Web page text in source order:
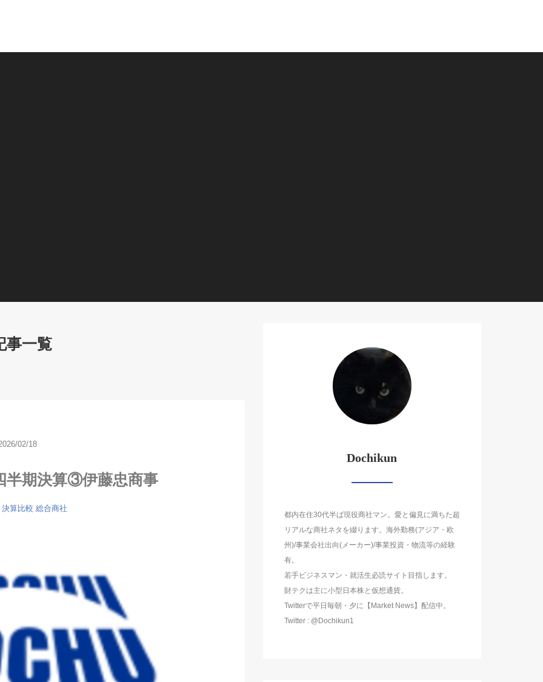
事一覧
02/18
半期決算③伊藤忠商事
決算比較 総合商社
Dochikun
都内在住30代半ば現役商社マン。愛と偏見に満ちた超
リアルな商社ネタを綴ります。海外勤務(アジア・欧
州)/事業会社出向(メーカー)/事業投資・物流等の経験
有。
若手ビジネスマン・就活生必読サイト目指します。
財テクは主に小型日本株と仮想通貨。
Twitterで平日毎朝・夕に【Market News】配信中。
Twitter : @Dochikun1